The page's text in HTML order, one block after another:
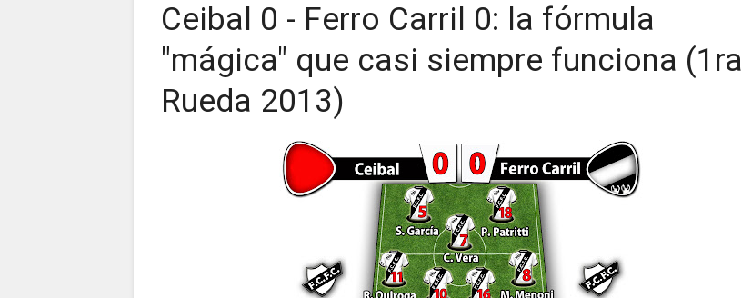
Ceibal 0 - Ferro Carril 0: la fórmula
"mágica" que casi siempre funciona (1ra
Rueda 2013)